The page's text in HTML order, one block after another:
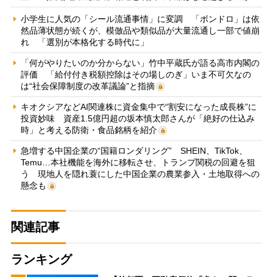
小学生に人気の「シール流通事情」に変調 「ボンドロ」は依
然品薄状態が続くが、模倣品や類似品が大量流通し一部で値崩
れ 「選別が本格化する時代に」
「何がやりたいのか分からない」竹中平蔵氏が語る高市内閣の
評価 「給付付き税額控除はその場しのぎ」いま不可欠なの
は“社会保障制度の改革議論”と指摘
キオクシアなどAI関連株に資金集中で“割安になった成長株”に
投資妙味 資産1.5億円超の坂本慎太郎さんが「絶好の仕込み
時」と考える防衛・食品銘柄を紹介
急増する中国企業の“国籍ロンダリング” SHEIN、TikTok、
Temu…本社機能を海外に移転させ、トランプ関税の回避を狙
う 現地人を隠れ蓑にした中国企業の農業参入・土地取得への
懸念も
関連記事
ランキング